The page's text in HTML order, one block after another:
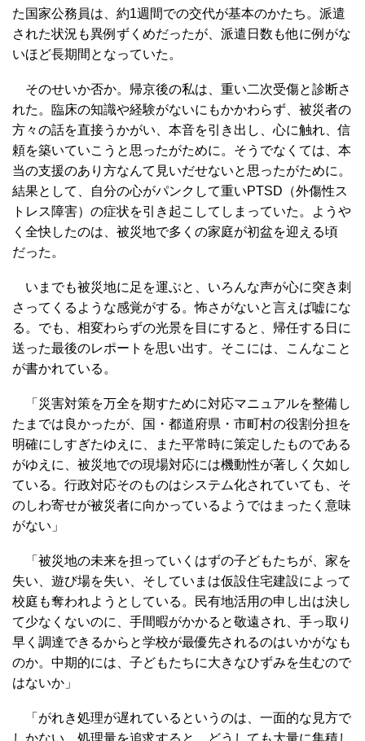
た国家公務員は、約1週間での交代が基本のかたち。派遣
された状況も異例ずくめだったが、派遣日数も他に例がな
いほど長期間となっていた。
そのせいか否か。帰京後の私は、重い二次受傷と診断さ
れた。臨床の知識や経験がないにもかかわらず、被災者の
方々の話を直接うかがい、本音を引き出し、心に触れ、信
頼を築いていこうと思ったがために。そうでなくては、本
当の支援のあり方なんて見いだせないと思ったがために。
結果として、自分の心がパンクして重いPTSD（外傷性ス
トレス障害）の症状を引き起こしてしまっていた。ようや
く全快したのは、被災地で多くの家庭が初盆を迎える頃
だった。
いまでも被災地に足を運ぶと、いろんな声が心に突き刺
さってくるような感覚がする。怖さがないと言えば嘘にな
る。でも、相変わらずの光景を目にすると、帰任する日に
送った最後のレポートを思い出す。そこには、こんなこと
が書かれている。
「災害対策を万全を期すために対応マニュアルを整備し
たまでは良かったが、国・都道府県・市町村の役割分担を
明確にしすぎたゆえに、また平常時に策定したものである
がゆえに、被災地での現場対応には機動性が著しく欠如し
ている。行政対応そのものはシステム化されていても、そ
のしわ寄せが被災者に向かっているようではまったく意味
がない」
「被災地の未来を担っていくはずの子どもたちが、家を
失い、遊び場を失い、そしていまは仮設住宅建設によって
校庭も奪われようとしている。民有地活用の申し出は決し
て少なくないのに、手間暇がかかると敬遠され、手っ取り
早く調達できるからと学校が最優先されるのはいかがなも
のか。中期的には、子どもたちに大きなひずみを生むので
はないか」
「がれき処理が遅れているというのは、一面的な見方で
しかない。処理量を追求すると、どうしても大量に集積し